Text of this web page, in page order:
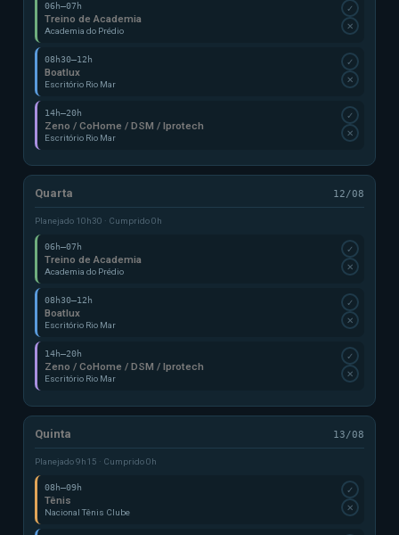
06h–07h
Treino de Academia
Academia do Prédio
✓
✕
08h30–12h
Boatlux
Escritório Rio Mar
✓
✕
14h–20h
Zeno / CoHome / DSM / Iprotech
Escritório Rio Mar
✓
✕
Quarta 12/08
Planejado 10h30 · Cumprido 0h
06h–07h
Treino de Academia
Academia do Prédio
✓
✕
08h30–12h
Boatlux
Escritório Rio Mar
✓
✕
14h–20h
Zeno / CoHome / DSM / Iprotech
Escritório Rio Mar
✓
✕
Quinta 13/08
Planejado 9h15 · Cumprido 0h
08h–09h
Tênis
Nacional Tênis Clube
✓
✕